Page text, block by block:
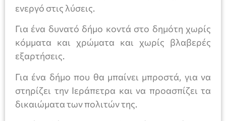
ενεργό στις λύσεις.
Για ένα δυνατό δήμο κοντά στο δημότη χωρίς
κόμματα και χρώματα και χωρίς βλαβερές
εξαρτήσεις.
Για ένα δήμο που θα μπαίνει μπροστά, για να
στηρίζει την Ιεράπετρα και να προασπίζει τα
δικαιώματα των πολιτών της.